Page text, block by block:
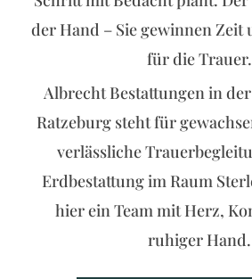
der Hand – Sie gewinnen Zeit
für die Trauer.
Albrecht Bestattungen in
Ratzeburg steht für
verlässliche
Erdbestattung im Raum
hier ein Team mit Herz,
ruhiger Hand.